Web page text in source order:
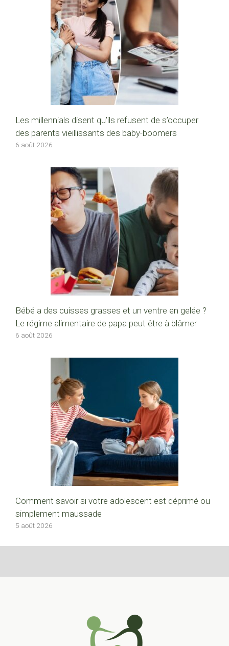
Les millennials disent qu’ils refusent de s’occuper
des parents vieillissants des baby-boomers
6 août 2026
Bébé a des cuisses grasses et un ventre en gelée ?
Le régime alimentaire de papa peut être à blâmer
6 août 2026
Comment savoir si votre adolescent est déprimé ou
simplement maussade
5 août 2026